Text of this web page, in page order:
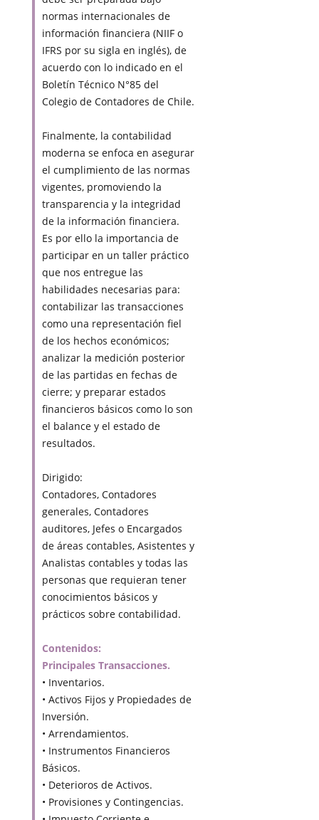
normas internacionales de
información financiera (NIIF o
IFRS por su sigla en inglés), de
acuerdo con lo indicado en el
Boletín Técnico N°85 del
Colegio de Contadores de Chile.
Finalmente, la contabilidad
moderna se enfoca en asegurar
el cumplimiento de las normas
vigentes, promoviendo la
transparencia y la integridad
de la información financiera.
Es por ello la importancia de
participar en un taller práctico
que nos entregue las
habilidades necesarias para:
contabilizar las transacciones
como una representación fiel
de los hechos económicos;
analizar la medición posterior
de las partidas en fechas de
cierre; y preparar estados
financieros básicos como lo son
el balance y el estado de
resultados.
Dirigido:
Contadores, Contadores
generales, Contadores
auditores, Jefes o Encargados
de áreas contables, Asistentes y
Analistas contables y todas las
personas que requieran tener
conocimientos básicos y
prácticos sobre contabilidad.
Contenidos:
Principales Transacciones.
• Inventarios.
• Activos Fijos y Propiedades de
Inversión.
• Arrendamientos.
• Instrumentos Financieros
Básicos.
• Deterioros de Activos.
• Provisiones y Contingencias.